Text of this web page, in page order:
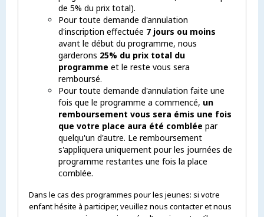
de 5% du prix total).
Pour toute demande d'annulation
d'inscription effectuée 7 jours ou moins
avant le début du programme, nous
garderons 25% du prix total du
programme et le reste vous sera
remboursé.
Pour toute demande d'annulation faite une
fois que le programme a commencé, un
remboursement vous sera émis une fois
que votre place aura été comblée par
quelqu'un d'autre. Le remboursement
s'appliquera uniquement pour les journées de
programme restantes une fois la place
comblée.
Dans le cas des programmes pour les jeunes: si votre
enfant hésite à participer, veuillez nous contacter et nous